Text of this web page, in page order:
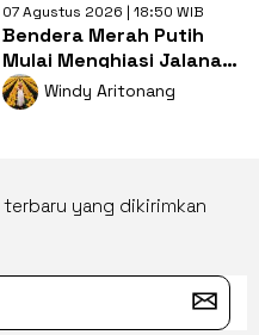
07 Agustus 2026 | 18:50 WIB
Bendera Merah Putih
Mulai Menghiasi Jalanan,
Mengapa Tradisi ini
Penting?
Windy Aritonang
yang dikirimkan